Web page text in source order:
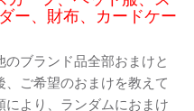
ー、財布、カードケー
のブランド品全部おまけと
ご希望のおまけを教えて
により、ランダムにおまけ